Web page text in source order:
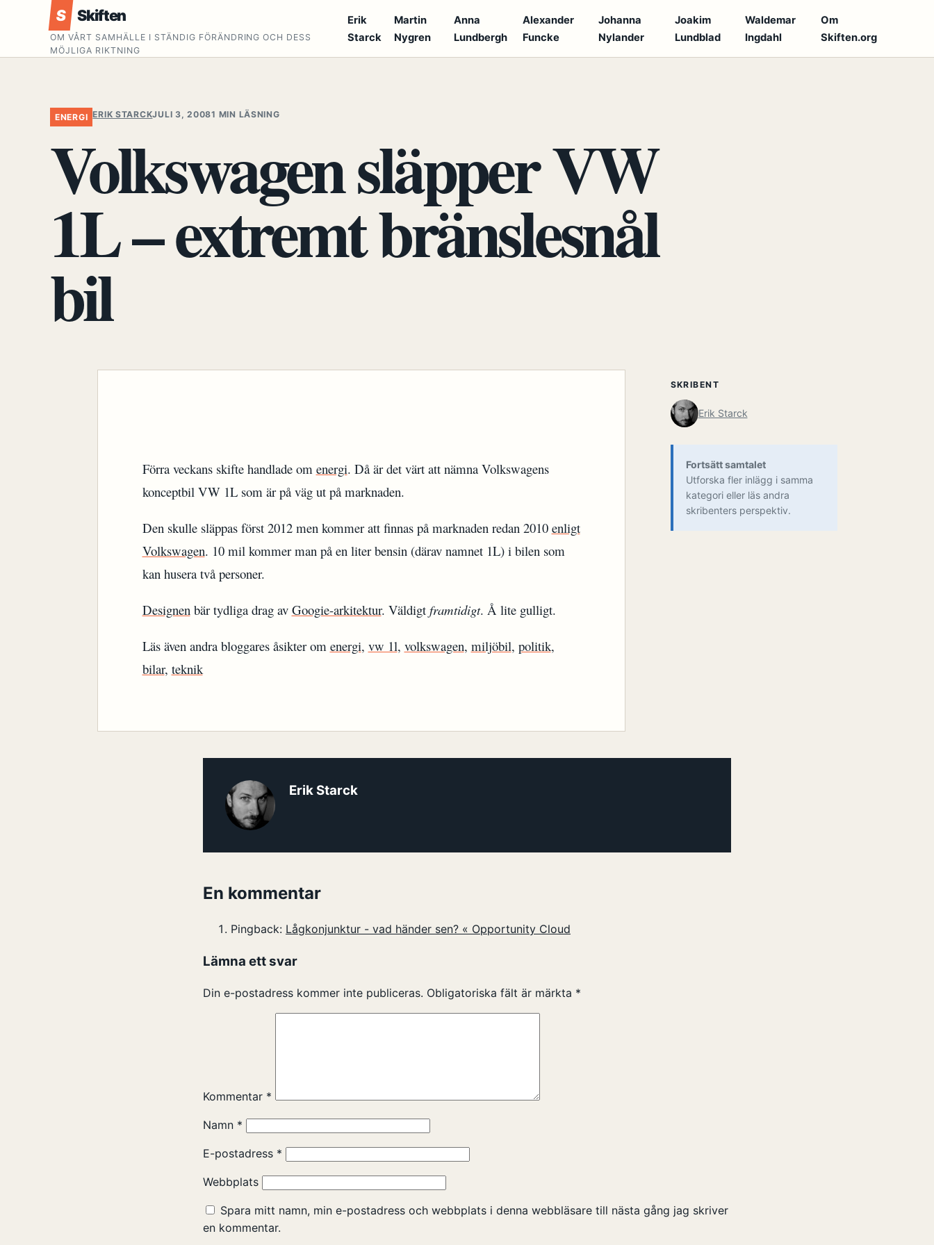
S Skiften
OM VÅRT SAMHÄLLE I STÄNDIG FÖRÄNDRING OCH DESS
MÖJLIGA RIKTNING
Erik
Starck
Martin
Nygren
Anna
Lundbergh
Alexander
Funcke
Johanna
Nylander
Joakim
Lundblad
Waldemar
Ingdahl
Om
Skiften.org
ENERGI ERIK STARCKJULI 3, 20081 MIN LÄSNING
Volkswagen släpper VW
1L – extremt bränslesnål
bil
Förra veckans skifte handlade om energi. Då är det värt att nämna Volkswagens
konceptbil VW 1L som är på väg ut på marknaden.
Den skulle släppas först 2012 men kommer att finnas på marknaden redan 2010 enligt
Volkswagen. 10 mil kommer man på en liter bensin (därav namnet 1L) i bilen som
kan husera två personer.
Designen bär tydliga drag av Googie-arkitektur. Väldigt framtidigt. Å lite gulligt.
Läs även andra bloggares åsikter om energi, vw 1l, volkswagen, miljöbil, politik,
bilar, teknik
SKRIBENT
Erik Starck
Fortsätt samtalet
Utforska fler inlägg i samma
kategori eller läs andra
skribenters perspektiv.
Erik Starck
En kommentar
Pingback: Lågkonjunktur - vad händer sen? « Opportunity Cloud
Lämna ett svar
Din e-postadress kommer inte publiceras. Obligatoriska fält är märkta *
Kommentar *
Namn *
E-postadress *
Webbplats
Spara mitt namn, min e-postadress och webbplats i denna webbläsare till nästa gång jag skriver
en kommentar.